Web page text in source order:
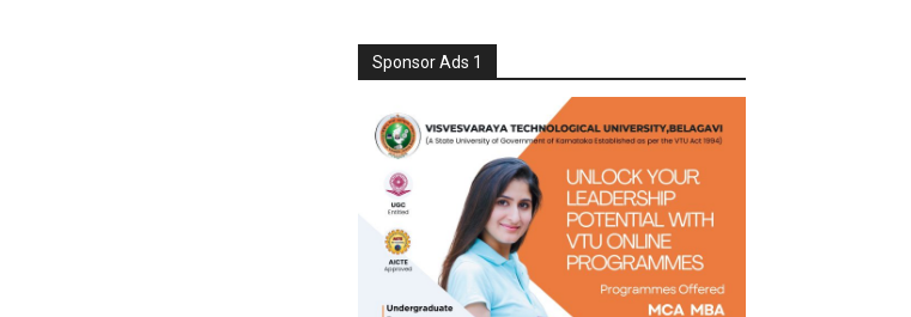
Sponsor Ads 1